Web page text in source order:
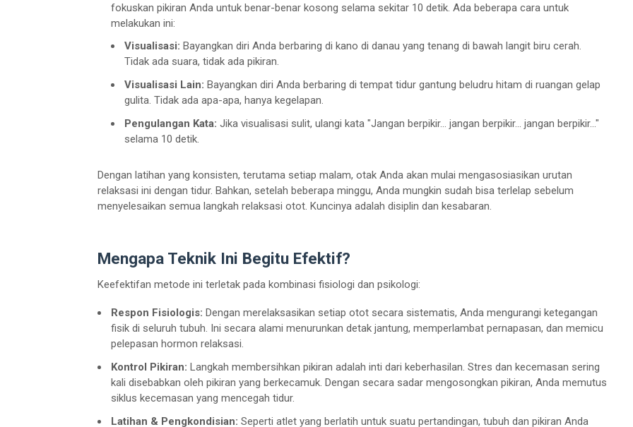
fokuskan pikiran Anda untuk benar-benar kosong selama sekitar 10 detik. Ada beberapa cara untuk
melakukan ini:
Visualisasi: Bayangkan diri Anda berbaring di kano di danau yang tenang di bawah langit biru cerah.
Tidak ada suara, tidak ada pikiran.
Visualisasi Lain: Bayangkan diri Anda berbaring di tempat tidur gantung beludru hitam di ruangan gelap
gulita. Tidak ada apa-apa, hanya kegelapan.
Pengulangan Kata: Jika visualisasi sulit, ulangi kata "Jangan berpikir... jangan berpikir... jangan berpikir..."
selama 10 detik.
Dengan latihan yang konsisten, terutama setiap malam, otak Anda akan mulai mengasosiasikan urutan
relaksasi ini dengan tidur. Bahkan, setelah beberapa minggu, Anda mungkin sudah bisa terlelap sebelum
menyelesaikan semua langkah relaksasi otot. Kuncinya adalah disiplin dan kesabaran.
Mengapa Teknik Ini Begitu Efektif?
Keefektifan metode ini terletak pada kombinasi fisiologi dan psikologi:
Respon Fisiologis: Dengan merelaksasikan setiap otot secara sistematis, Anda mengurangi ketegangan
fisik di seluruh tubuh. Ini secara alami menurunkan detak jantung, memperlambat pernapasan, dan memicu
pelepasan hormon relaksasi.
Kontrol Pikiran: Langkah membersihkan pikiran adalah inti dari keberhasilan. Stres dan kecemasan sering
kali disebabkan oleh pikiran yang berkecamuk. Dengan secara sadar mengosongkan pikiran, Anda memutus
siklus kecemasan yang mencegah tidur.
Latihan & Pengkondisian: Seperti atlet yang berlatih untuk suatu pertandingan, tubuh dan pikiran Anda